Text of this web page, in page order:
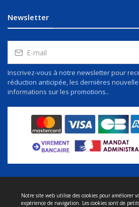
Newsletter
Inscrivez-vous à notre newsletter pour
réduction anticipée, les dernières
informations sur les promotions..
À propos de nous
Notre site web utilise des cookies pour améliorer
expérience de navigation. Les cookies sont de